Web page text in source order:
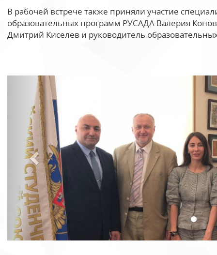
В рабочей встрече также приняли участие
образовательных программ РУСАДА Валерия
Дмитрий Киселев и руководитель
Предыдущая